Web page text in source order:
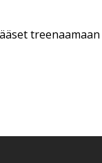
treenaamaan